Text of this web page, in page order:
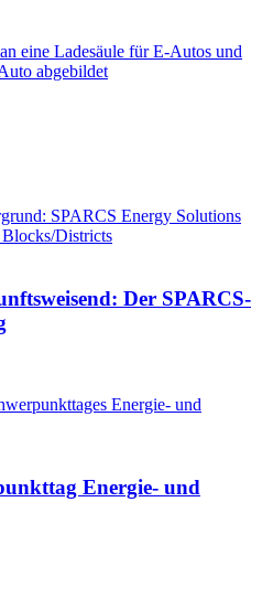
Der SPARCS-
Energie- und